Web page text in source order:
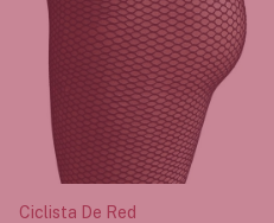
Ciclista De Red